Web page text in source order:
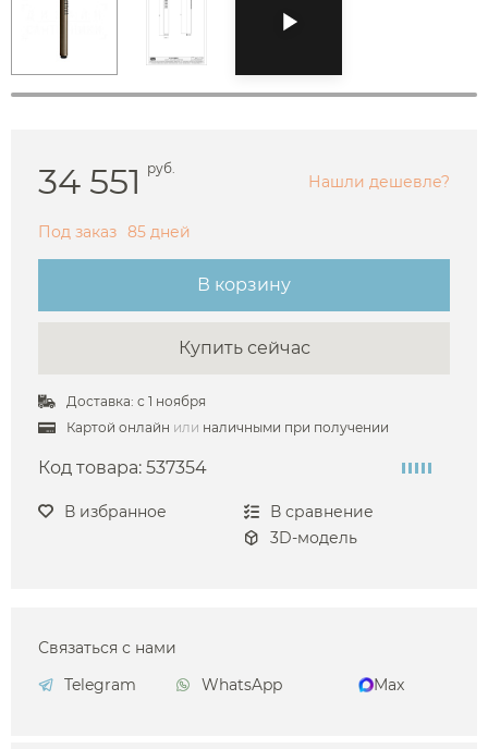
34 551 руб.
Нашли дешевле?
Под заказ 85 дней
В корзину
Купить сейчас
Доставка: с 1 ноября
Картой онлайн или наличными при получении
Код товара: 537354
В избранное
В сравнение
3D-модель
Связаться с нами
Telegram
WhatsApp Max